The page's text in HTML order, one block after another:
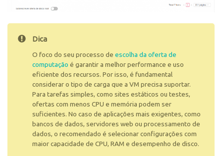
Dica
O foco do seu processo de escolha da oferta de
computação é garantir a melhor performance e uso
eficiente dos recursos. Por isso, é fundamental
considerar o tipo de carga que a VM precisa suportar.
Para tarefas simples, como sites estáticos ou testes,
ofertas com menos CPU e memória podem ser
suficientes. No caso de aplicações mais exigentes, como
bancos de dados, servidores web ou processamento de
dados, o recomendado é selecionar configurações com
maior capacidade de CPU, RAM e desempenho de disco.